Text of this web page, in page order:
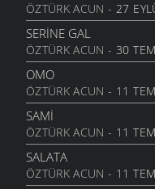
ÖZTÜRK ACUN - 27
SERINE GAL
ÖZTÜRK ACUN - 30
OMO
ÖZTÜRK ACUN - 11
SAMI
ÖZTÜRK ACUN - 11
SALATA
ÖZTÜRK ACUN - 11